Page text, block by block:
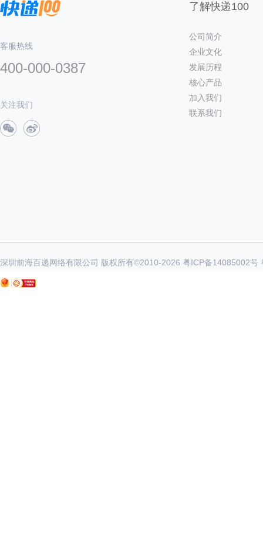
客服热线
400-000-0387
关注我们
了解快递100
公司简介
企业文化
发展历程
核心产品
加入我们
联系我们
深圳前海百递网络有限公司 版权所有©2010-2026 粤ICP备14085002号